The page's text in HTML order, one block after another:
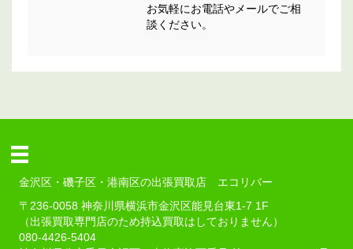
お気軽にお電話やメールでご相
談ください。
金沢区・磯子区・港南区の出張買取店 エコリバー
〒236-0058 神奈川県横浜市金沢区能見台東1-7 1F
（出張買取専門店のため持込買取はしておりません）
080-4426-5404